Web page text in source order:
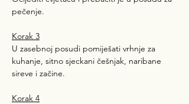
pečenje.
Korak 3
U zasebnoj posudi pomiješati vrhnje za
kuhanje, sitno sjeckani češnjak, naribane
sireve i začine.
Korak 4